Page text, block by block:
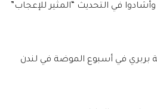
150 بكسل وأشادوا في التحديث “المثير للإعجاب”
بربري في أسبوع الموضة في لندن